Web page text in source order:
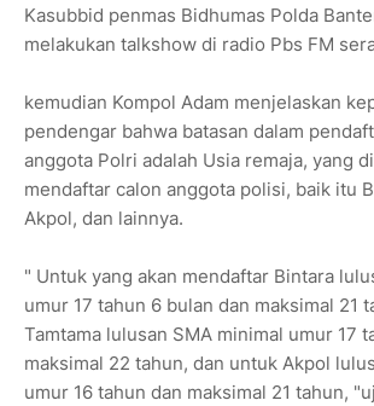
Kasubbid penmas Bidhumas Polda
melakukan talkshow di radio Pbs FM
kemudian Kompol Adam menjelaskan
pendengar bahwa batasan dalam
anggota Polri adalah Usia remaja, yang
mendaftar calon anggota polisi, baik itu
Akpol, dan lainnya.
" Untuk yang akan mendaftar Bintara
umur 17 tahun 6 bulan dan maksimal 21
Tamtama lulusan SMA minimal umur 17
maksimal 22 tahun, dan untuk Akpol
umur 16 tahun dan maksimal 21 tahun,